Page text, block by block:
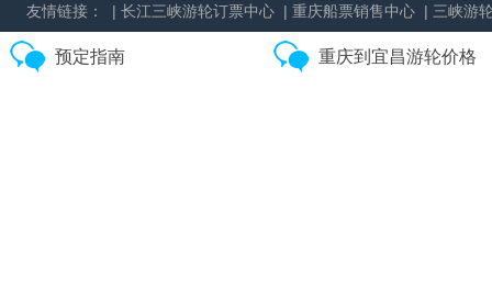
友情链接： | 长江三峡游轮订票中心 | 重庆船票销售中心 | 三峡游
预定指南 重庆到宜昌游轮价格